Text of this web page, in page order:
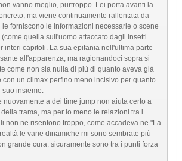
vanno meglio, purtroppo. Lei porta avanti la
ma viene continuamente rallentata da
forniscono le informazioni necessarie o scene
quella sull'uomo attaccato dagli insetti
interi capitoli. La sua epifania nell'ultima parte
all'apparenza, ma ragionandoci sopra si
come non sia nulla di più di quanto aveva già
con un climax perfino meno incisivo per quanto
suo insieme.
nuovamente a dei time jump non aiuta certo a
trama, ma per lo meno le relazioni tra i
non ne risentono troppo, come accadeva ne "La
le varie dinamiche mi sono sembrate più
grande cura: sicuramente sono tra i punti forza